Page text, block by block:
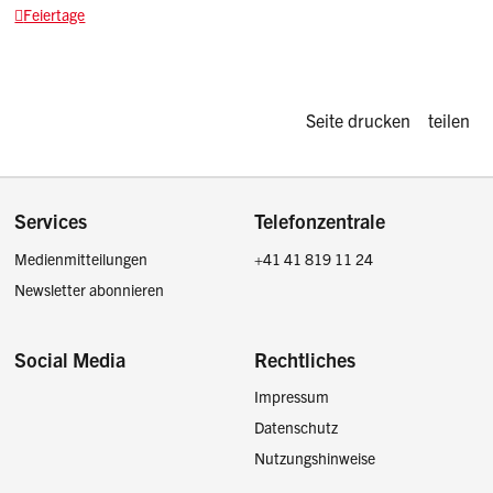
Feiertage
Diese Seite
Seite drucken teilen
Footer
Services
Medienmitteilungen
Newsletter abonnieren
Telefonzentrale
+41 41 819 11 24
Social Media Rechtliches
Impressum
Datenschutz
Nutzungshinweise